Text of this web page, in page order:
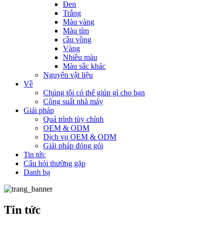
Đen
Trắng
Màu vàng
Màu tím
cầu vồng
Vàng
Nhiều màu
Màu sắc khác
Nguyên vật liệu
Về
Chúng tôi có thể giúp gì cho bạn
Công suất nhà máy
Giải pháp
Quá trình tùy chỉnh
OEM & ODM
Dịch vụ OEM & ODM
Giải pháp đóng gói
Tin tức
Câu hỏi thường gặp
Danh bạ
Tin tức